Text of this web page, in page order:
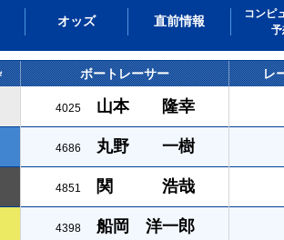
オッズ 直前情報
コンピ
予
ボートレーサー レ
4025 山本 隆幸
4686 丸野 一樹
4851 関 浩哉
4398 船岡 洋一郎